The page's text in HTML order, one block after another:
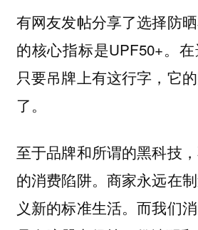
有网友发帖分享了选择防
的核心指标是UPF50+。在
只要吊牌上有这行字，它
了。
至于品牌和所谓的黑科技
的消费陷阱。商家永远在
义新的标准生活。而我们